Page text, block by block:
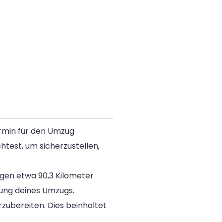
für den Umzug
um sicherzustellen,
etwa 90,3 Kilometer
deines Umzugs.
Dies beinhaltet